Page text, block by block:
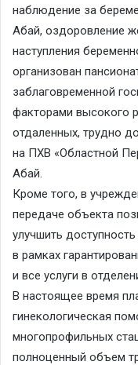
наблюдение за
Абай, оздоровление
наступления
организован
заблаговременной
факторами высокого
отдаленных, трудно
на ПХВ «Областной
Абай.
Кроме того, в
передаче объекта
улучшить
в рамках
и все услуги в
В настоящее время
гинекологическая
многопрофильных
полноценный объем